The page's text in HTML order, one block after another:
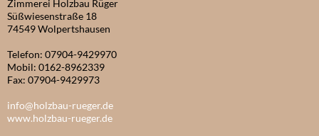
Zimmerei Holzbau Rüger
Süßwiesenstraße 18
74549 Wolpertshausen
Telefon: 07904-9429970
Mobil: 0162-8962339
Fax: 07904-9429973
info@holzbau-rueger.de
www.holzbau-rueger.de